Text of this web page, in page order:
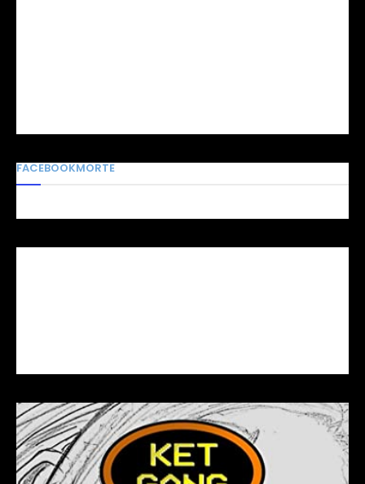
FACEBOOKMORTE